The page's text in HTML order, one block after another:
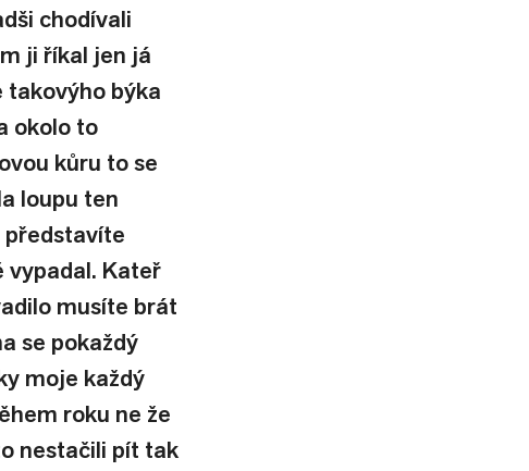
chodívali
ji říkal jen já
takovýho býka
okolo to
kůru to se
loupu ten
představíte
vypadal. Kateř
musíte brát
se pokaždý
moje každý
roku ne že
nestačili pít tak